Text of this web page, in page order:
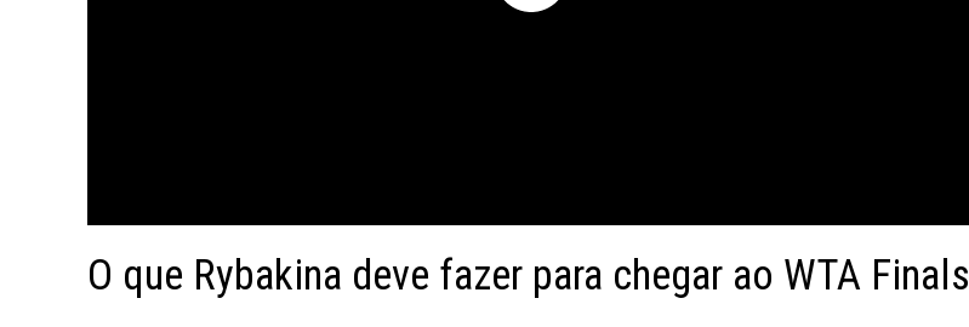
O que Rybakina deve fazer para chegar ao WTA Finals